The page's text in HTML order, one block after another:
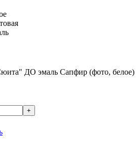
ДО эмаль Сапфир (фото, белое)
+